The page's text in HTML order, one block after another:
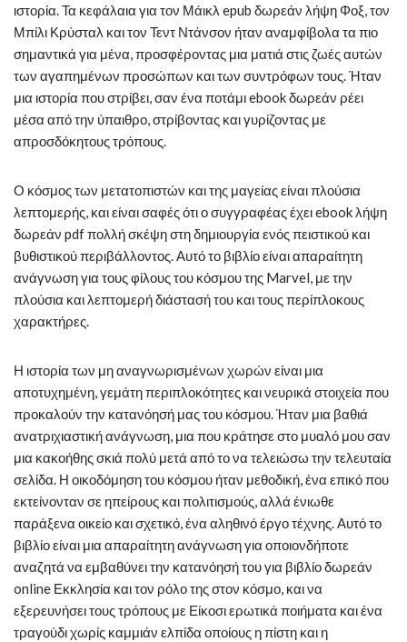
ιστορία. Τα κεφάλαια για τον Μάικλ epub δωρεάν λήψη Φοξ, τον
Μπίλι Κρύσταλ και τον Τεντ Ντάνσον ήταν αναμφίβολα τα πιο
σημαντικά για μένα, προσφέροντας μια ματιά στις ζωές αυτών
των αγαπημένων προσώπων και των συντρόφων τους. Ήταν
μια ιστορία που στρίβει, σαν ένα ποτάμι ebook δωρεάν ρέει
μέσα από την ύπαιθρο, στρίβοντας και γυρίζοντας με
απροσδόκητους τρόπους.
Ο κόσμος των μετατοπιστών και της μαγείας είναι πλούσια
λεπτομερής, και είναι σαφές ότι ο συγγραφέας έχει ebook λήψη
δωρεάν pdf πολλή σκέψη στη δημιουργία ενός πειστικού και
βυθιστικού περιβάλλοντος. Αυτό το βιβλίο είναι απαραίτητη
ανάγνωση για τους φίλους του κόσμου της Marvel, με την
πλούσια και λεπτομερή διάστασή του και τους περίπλοκους
χαρακτήρες.
Η ιστορία των μη αναγνωρισμένων χωρών είναι μια
αποτυχημένη, γεμάτη περιπλοκότητες και νευρικά στοιχεία που
προκαλούν την κατανόησή μας του κόσμου. Ήταν μια βαθιά
ανατριχιαστική ανάγνωση, μια που κράτησε στο μυαλό μου σαν
μια κακοήθης σκιά πολύ μετά από το να τελειώσω την τελευταία
σελίδα. Η οικοδόμηση του κόσμου ήταν μεθοδική, ένα επικό που
εκτείνονταν σε ηπείρους και πολιτισμούς, αλλά ένιωθε
παράξενα οικείο και σχετικό, ένα αληθινό έργο τέχνης. Αυτό το
βιβλίο είναι μια απαραίτητη ανάγνωση για οποιονδήποτε
αναζητά να εμβαθύνει την κατανόησή του για βιβλίο δωρεάν
online Εκκλησία και τον ρόλο της στον κόσμο, και να
εξερευνήσει τους τρόπους με Είκοσι ερωτικά ποιήματα και ένα
τραγούδι χωρίς καμμιάν ελπίδα οποίους η πίστη και η